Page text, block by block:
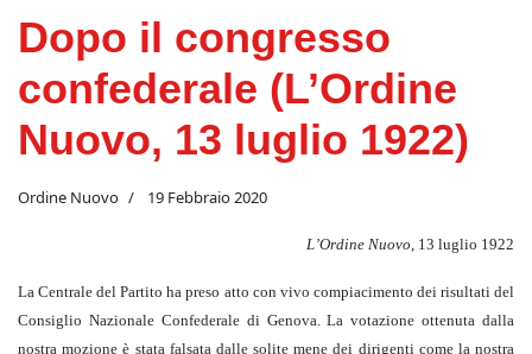
Dopo il congresso
confederale (L’Ordine
Nuovo, 13 luglio 1922)
Ordine Nuovo 19 Febbraio 2020
L’Ordine Nuovo, 13 luglio 1922
La Centrale del Partito ha preso atto con vivo compiacimento dei risultati del
Consiglio Nazionale Confederale di Genova. La votazione ottenuta dalla
nostra mozione è stata falsata dalle solite mene dei dirigenti come la nostra